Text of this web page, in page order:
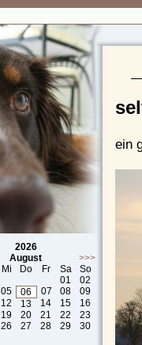
2026
August
>>>
Mi Do Fr Sa
So
01
02
05 06 07 08
09
12 13 14 15
16
19 20 21 22
23
26 27 28 29
30
ein